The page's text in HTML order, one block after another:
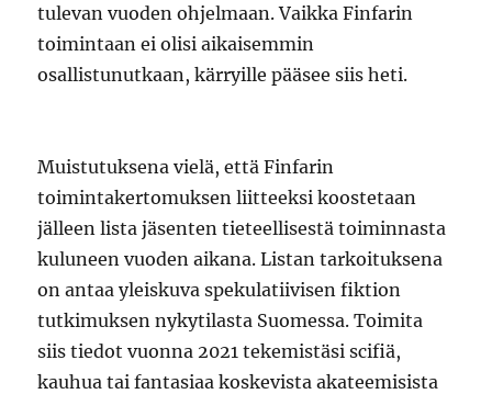
tulevan vuoden ohjelmaan. Vaikka Finfarin
toimintaan ei olisi aikaisemmin
osallistunutkaan, kärryille pääsee siis heti.
Muistutuksena vielä, että Finfarin
toimintakertomuksen liitteeksi koostetaan
jälleen lista jäsenten tieteellisestä toiminnasta
kuluneen vuoden aikana. Listan tarkoituksena
on antaa yleiskuva spekulatiivisen fiktion
tutkimuksen nykytilasta Suomessa. Toimita
siis tiedot vuonna 2021 tekemistäsi scifiä,
kauhua tai fantasiaa koskevista akateemisista